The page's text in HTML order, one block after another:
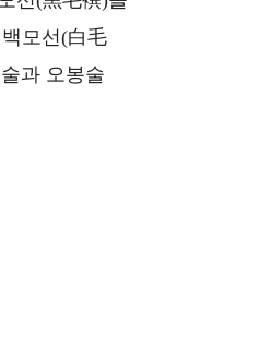
모선(白毛
과 오봉술